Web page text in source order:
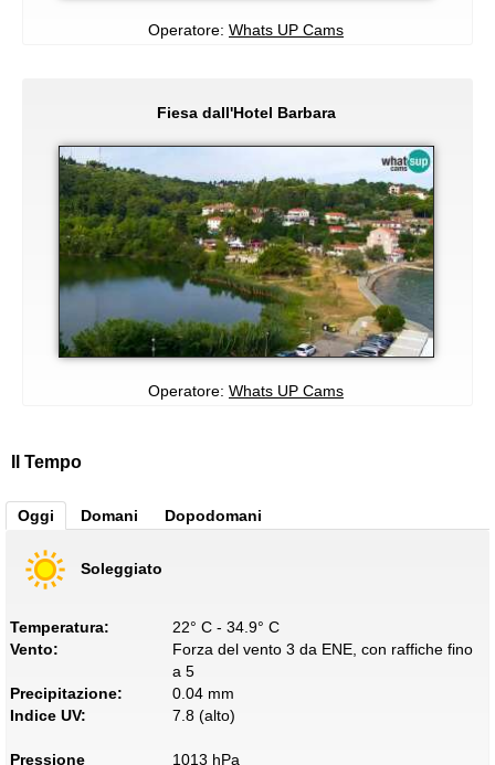
Operatore: Whats UP Cams
Fiesa dall'Hotel Barbara
Operatore: Whats UP Cams
Il Tempo
Oggi Domani Dopodomani
Soleggiato
Temperatura:
22° C - 34.9° C
Vento:
Forza del vento 3 da ENE, con raffiche fino
a 5
Precipitazione:
0.04 mm
Indice UV:
7.8 (alto)
Pressione 1013 hPa